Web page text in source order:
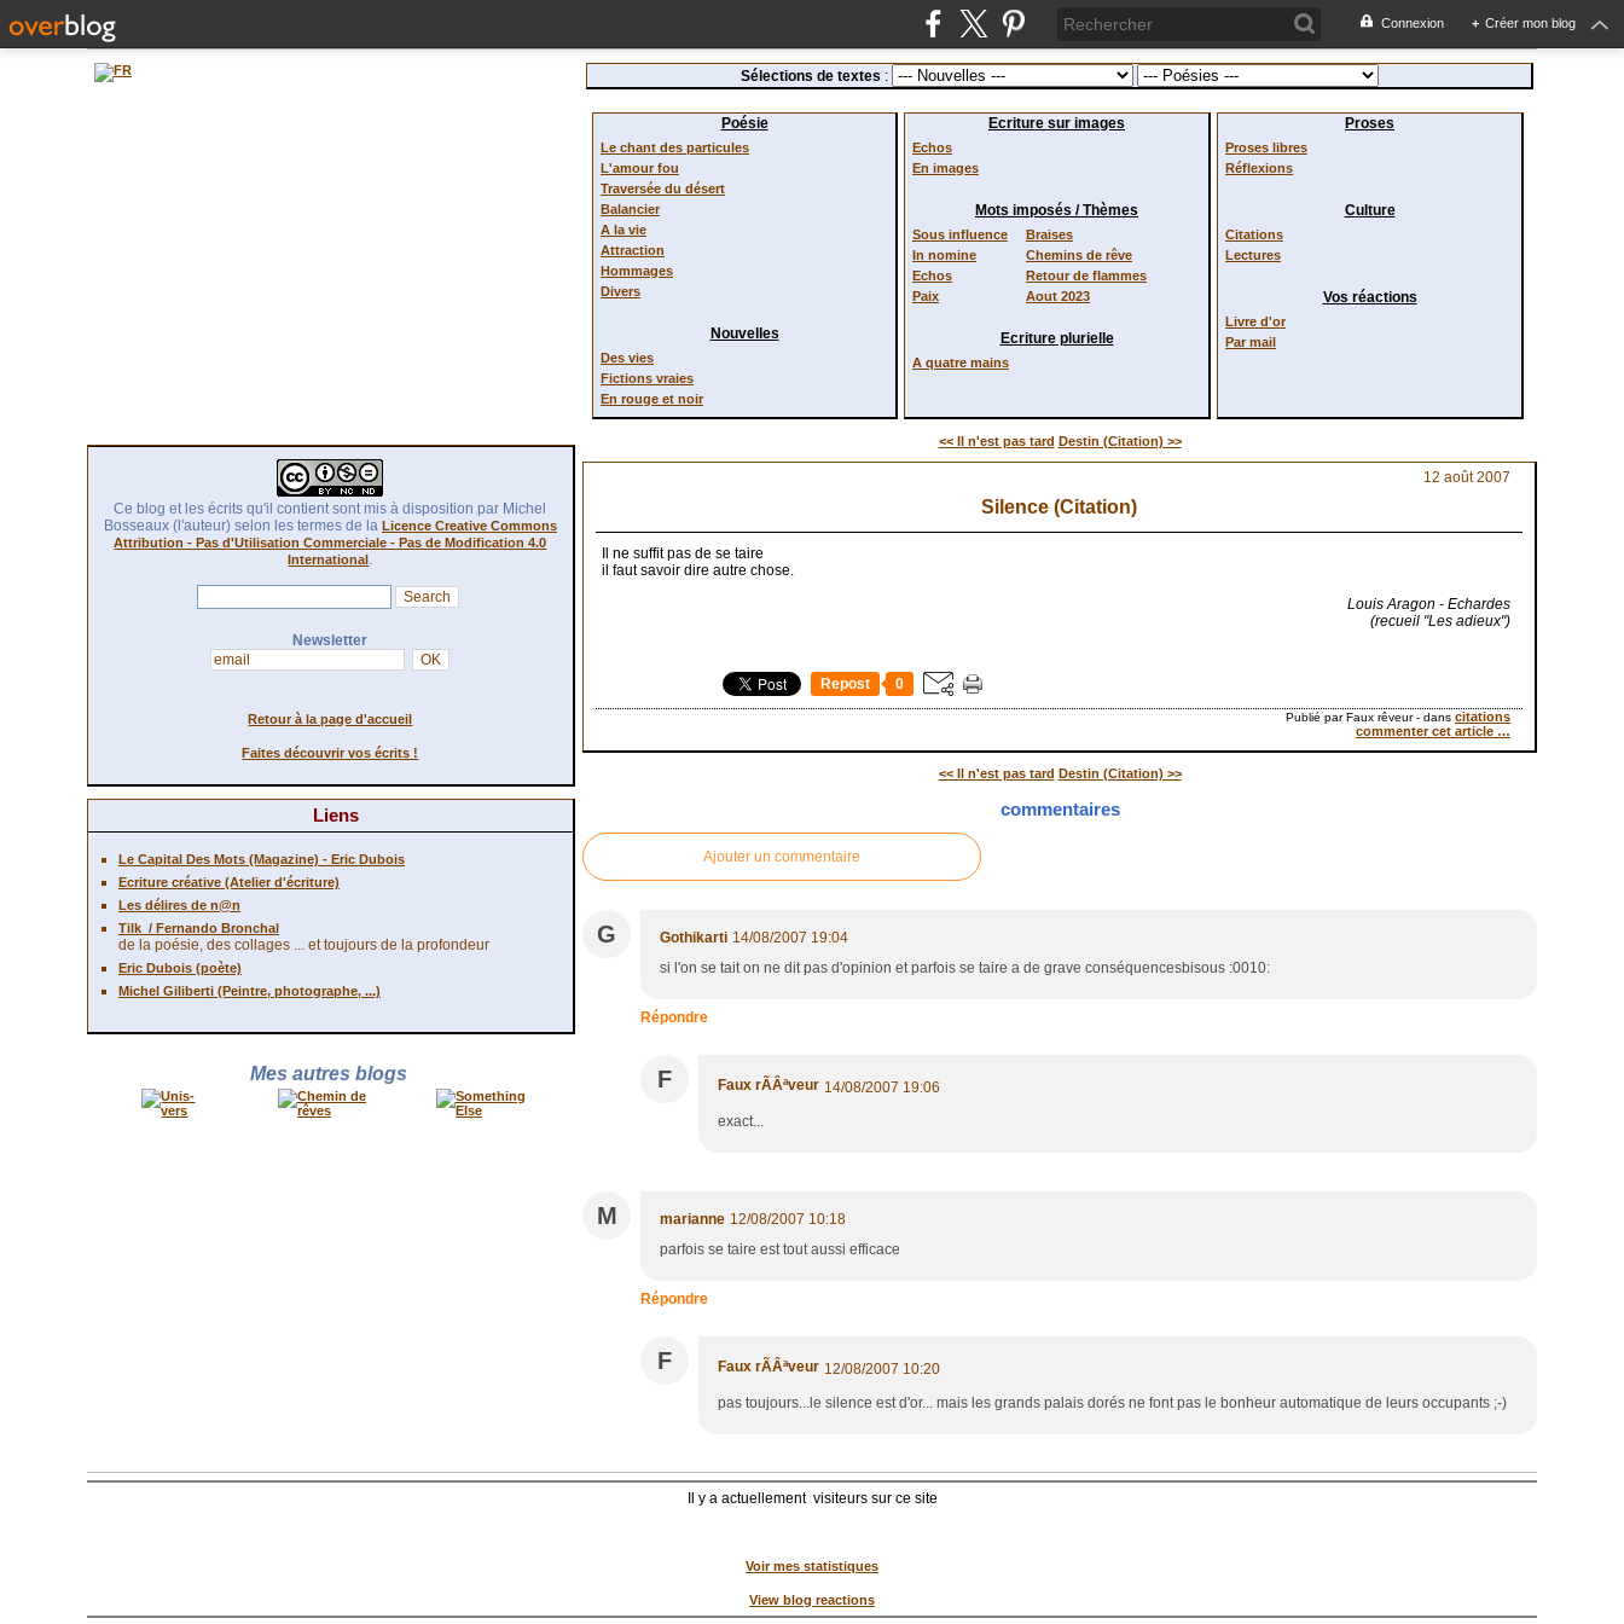
Connexion + Créer mon blog
Sélections de textes :
Poésie
Le chant des particules
L'amour fou
Traversée du désert
Balancier
A la vie
Attraction
Hommages
Divers
Nouvelles
Des vies
Fictions vraies
En rouge et noir
Ecriture sur images
Echos
En images
Mots imposés / Thèmes
Sous influence
In nomine
Echos
Paix
Braises
Chemins de rêve
Retour de flammes
Aout 2023
Ecriture plurielle
A quatre mains
Proses
Proses libres
Réflexions
Culture
Citations
Lectures
Vos réactions
Livre d'or
Par mail
Ce blog et les écrits qu'il contient sont mis à disposition par Michel
Bosseaux (l'auteur) selon les termes de la Licence Creative Commons
Attribution - Pas d'Utilisation Commerciale - Pas de Modification 4.0
International.
Newsletter
Retour à la page d'accueil
Faites découvrir vos écrits !
Liens
Le Capital Des Mots (Magazine) - Eric Dubois
Ecriture créative (Atelier d'écriture)
Les délires de n@n
Tilk / Fernando Bronchal
de la poésie, des collages ... et toujours de la profondeur
Eric Dubois (poète)
Michel Giliberti (Peintre, photographe, ...)
Mes autres blogs
<< Il n'est pas tard Destin (Citation) >>
12 août 2007
Silence (Citation)
Il ne suffit pas de se taire
il faut savoir dire autre chose.
Louis Aragon - Echardes
(recueil "Les adieux")
Repost 0
Publié par Faux rêveur - dans citations
commenter cet article …
<< Il n'est pas tard Destin (Citation) >>
commentaires
Ajouter un commentaire
G Gothikarti 14/08/2007 19:04
si l'on se tait on ne dit pas d'opinion et parfois se taire a de grave conséquencesbisous :0010:
Répondre
F Faux rÃÂªveur 14/08/2007 19:06
exact...
M marianne 12/08/2007 10:18
parfois se taire est tout aussi efficace
Répondre
F Faux rÃÂªveur 12/08/2007 10:20
pas toujours...le silence est d'or... mais les grands palais dorés ne font pas le bonheur automatique de leurs occupants ;-)
Il y a actuellement visiteurs sur ce site
Voir mes statistiques
View blog reactions